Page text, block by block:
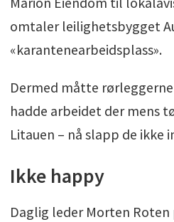
omtaler leilighetsbygget
«karantenearbeidsplass».
Dermed måtte
hadde arbeidet der mens
Litauen – nå slapp de ikke
Ikke happy
Daglig leder Morten